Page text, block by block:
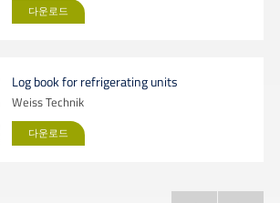
다운로드
Log book for refrigerating units
Weiss Technik
다운로드